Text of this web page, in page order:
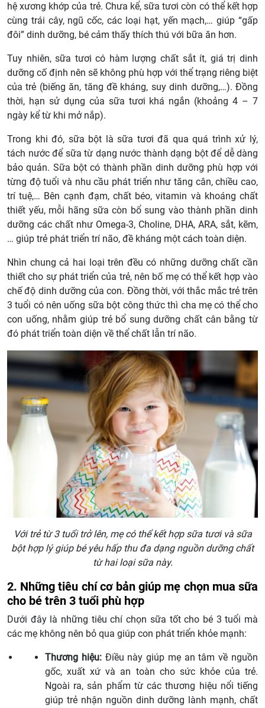
hệ xương khớp của trẻ. Chưa kể, sữa tươi còn có thể kết hợp
cùng trái cây, ngũ cốc, các loại hạt, yến mạch,… giúp “gấp
đôi” dinh dưỡng, bé cảm thấy thích thú với bữa ăn hơn.
Tuy nhiên, sữa tươi có hàm lượng chất sắt ít, giá trị dinh
dưỡng cố định nên sẽ không phù hợp với thể trạng riêng biệt
của trẻ (biếng ăn, tăng đề kháng, suy dinh dưỡng,…). Đồng
thời, hạn sử dụng của sữa tươi khá ngắn (khoảng 4 – 7
ngày kể từ khi mở nắp).
Trong khi đó, sữa bột là sữa tươi đã qua quá trình xử lý,
tách nước để sữa từ dạng nước thành dạng bột để dễ dàng
bảo quản. Sữa bột có thành phần dinh dưỡng phù hợp với
từng độ tuổi và nhu cầu phát triển như tăng cân, chiều cao,
trí tuệ,… Bên cạnh đạm, chất béo, vitamin và khoáng chất
thiết yếu, mỗi hãng sữa còn bổ sung vào thành phần dinh
dưỡng các chất như Omega-3, Choline, DHA, ARA, sắt, kẽm,
… giúp trẻ phát triển trí não, đề kháng một cách toàn diện.
Nhìn chung cả hai loại trên đều có những dưỡng chất cần
thiết cho sự phát triển của trẻ, nên bố mẹ có thể kết hợp vào
chế độ dinh dưỡng của con. Đồng thời, với thắc mắc trẻ trên
3 tuổi có nên uống sữa bột công thức thì cha mẹ có thể cho
con uống, nhằm giúp trẻ bổ sung dưỡng chất cân bằng từ
đó phát triển toàn diện về thể chất lẫn trí não.
Với trẻ từ 3 tuổi trở lên, mẹ có thể kết hợp sữa tươi và sữa
bột hợp lý giúp bé yêu hấp thu đa dạng nguồn dưỡng chất
từ hai loại sữa này.
2. Những tiêu chí cơ bản giúp mẹ chọn mua sữa
cho bé trên 3 tuổi phù hợp
Dưới đây là những tiêu chí chọn sữa tốt cho bé 3 tuổi mà
các mẹ không nên bỏ qua giúp con phát triển khỏe mạnh:
Thương hiệu:Điều này giúp mẹ an tâm về nguồn
gốc, xuất xứ và an toàn cho sức khỏe của trẻ.
Ngoài ra, sản phẩm từ các thương hiệu nổi tiếng
giúp trẻ nhận nguồn dinh dưỡng lành mạnh, chất